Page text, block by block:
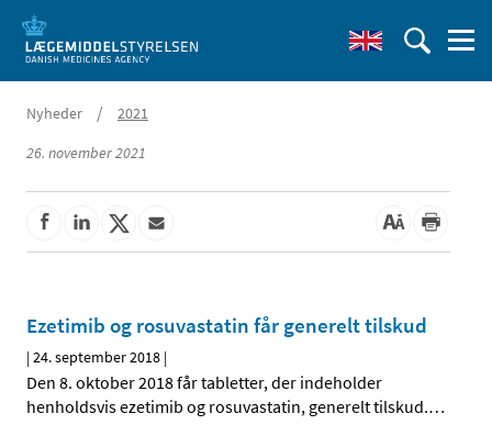
Nyheder /
2021
26. november 2021
Ezetimib og rosuvastatin får generelt tilskud
|24. september 2018 |
Den 8. oktober 2018 får tabletter, der indeholder
henholdsvis ezetimib og rosuvastatin, generelt tilskud.…